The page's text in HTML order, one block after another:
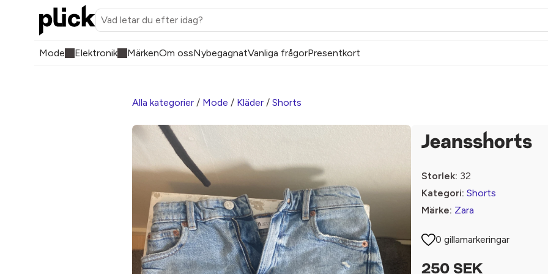
Mode Elektronik MärkenOm ossNybegagnatVanliga frågorPresentkort
Alla kategorier / Mode / Kläder / Shorts
Jeansshorts
Storlek: 32
Kategori: Shorts
Märke: Zara
0 gillamarkeringar
250 SEK